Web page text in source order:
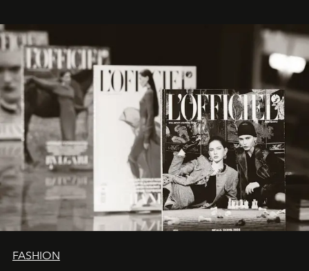
framework where creativity, commerce, and culture
converge with surgical precision.
FASHION